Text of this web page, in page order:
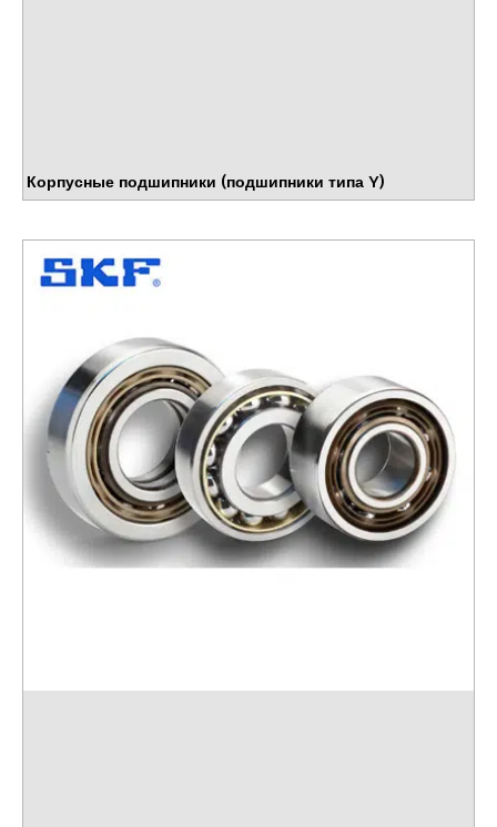
Корпусные подшипники (подшипники типа Y)